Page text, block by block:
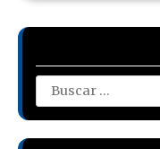
Buscar: